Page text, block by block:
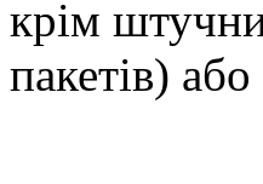
крім
пакетів)